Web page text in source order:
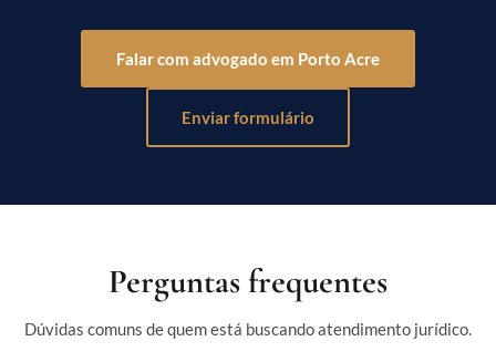
Falar com advogado em Porto Acre
Enviar formulário
Perguntas frequentes
Dúvidas comuns de quem está buscando atendimento jurídico.